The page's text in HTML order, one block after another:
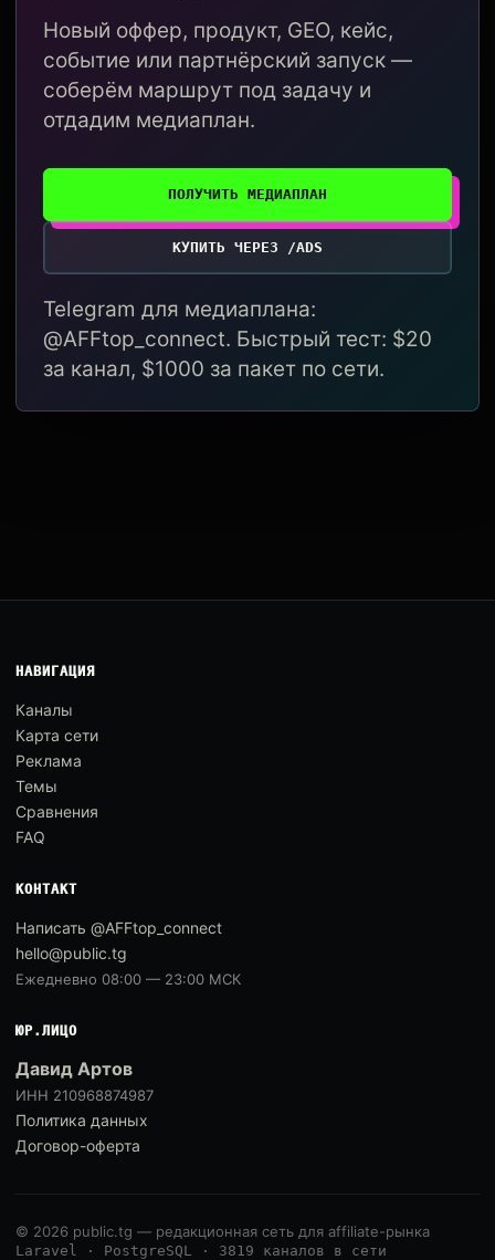
Новый оффер, продукт, GEO, кейс,
событие или партнёрский запуск —
соберём маршрут под задачу и
отдадим медиаплан.
ПОЛУЧИТЬ МЕДИАПЛАН
КУПИТЬ ЧЕРЕЗ /ADS
Telegram для медиаплана:
@AFFtop_connect. Быстрый тест: $20
за канал, $1000 за пакет по сети.
НАВИГАЦИЯ
Каналы
Карта сети
Реклама
Темы
Сравнения
FAQ
КОНТАКТ
Написать @AFFtop_connect
hello@public.tg
Ежедневно 08:00 — 23:00 МСК
ЮР.ЛИЦО
Давид Артов
ИНН 210968874987
Политика данных
Договор-оферта
© 2026 public.tg — редакционная сеть для affiliate-рынка
Laravel · PostgreSQL · 3819 каналов в сети